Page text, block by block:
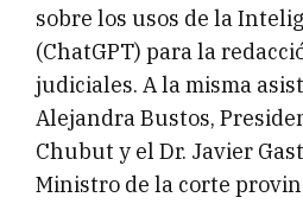
sobre los usos de la
(ChatGPT) para la
judiciales. A la misma
Alejandra Bustos,
Chubut y el Dr. Javier
Ministro de la corte